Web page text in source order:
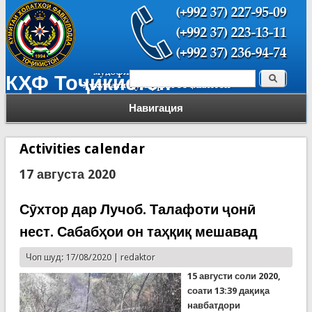
КҲФ Тоҷикистон
Навигация
Форма поиска Поиск
Activities calendar
17 августа 2020
Сӯхтор дар Лучоб. Талафоти ҷонӣ
нест. Сабабҳои он таҳқиқ мешавад
Чоп шуд: 17/08/2020 | redaktor
15 августи соли 2020,
соати 13:39 дақиқа
навбатдори